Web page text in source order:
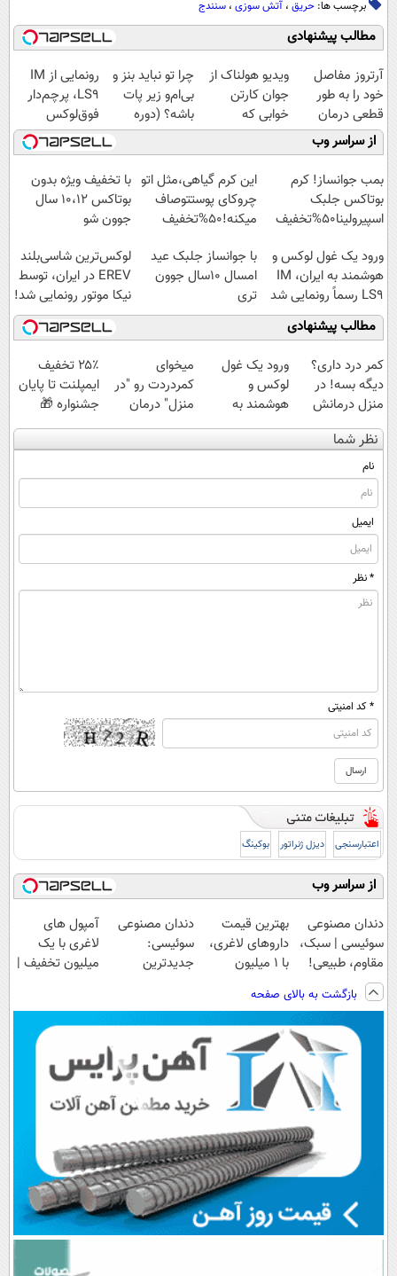
برچسب ها: حریق ، آتش سوزی ، سنندج
مطالب پیشنهادی
آرتروز مفاصل
خود را به طور
قطعی درمان
کنید!
◗پرسش‌نامه◖
ویدیو هولناک از
جوان کارتن
خوابی که
میلیاردر شد.
آموزش رایگان
چرا تو نباید بنز و
بی‌ام‌و زیر پات
باشه؟ (دوره
رایگان درآمد
میلیاردی)
رونمایی از IM
LS9، پرچم‌دار
فوق‌لوکس
EREV وارد بازار
ایران شد
از سراسر وب
بمب جوانساز! کرم
بوتاکس جلبک
اسپیرولینا50%تخفیف
این کرم گیاهی،مثل اتو
چروکای پوستتوصاف
میکنه!50%تخفیف
با تخفیف ویژه بدون
بوتاکس ۱۰،۱۲ سال
جوون شو
ورود یک غول لوکس و
هوشمند به ایران، IM
LS9 رسماً رونمایی شد
با جوانساز جلبک عید
امسال ۱۰سال جوون
تری
لوکس‌ترین شاسی‌بلند
EREV در ایران، توسط
نیکا موتور رونمایی شد!
مطالب پیشنهادی
کمر درد داری؟
دیگه بسه! در
منزل درمانش
کن
(◀پرسش‌نامه)
ورود یک غول
لوکس و
هوشمند به
ایران، IM LS9
رسماً رونمایی
میخوای
کمردردت رو "در
منزل" درمان
کنی؟ (◂فیلم +
◂پرسش‌نامه)
۲۵٪ تخفیف
ایمپلنت تا پایان
جشنواره 🎁
نظر شما
نام
ایمیل
* نظر
* کد امنیتی
اعتبارسنجی دیزل ژنراتور بوکینگ
از سراسر وب
دندان مصنوعی
سوئیسی | سبک،
مقاوم، طبیعی!
ویزیت
رایگان+پرداخت
اقساطی😍
بهترین قیمت
داروهای لاغری،
با ۱ میلیون
از داروخانه‌
دندان مصنوعی
سوئیسی:
جدیدترین
پرداخت قسطی
آمپول های
لاغری با یک
میلیون تخفیف |
معتبر
بازگشت به بالای صفحه